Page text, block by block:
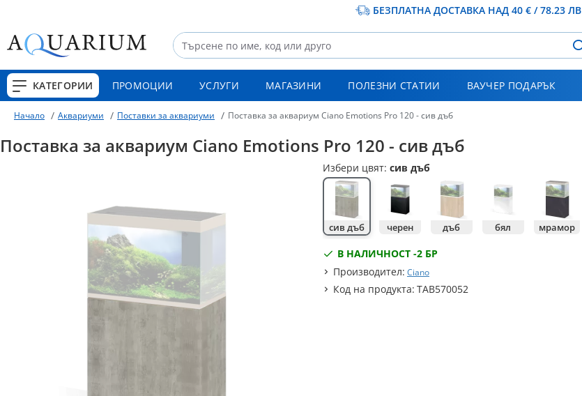
БЕЗПЛАТНА ДОСТАВКА НАД 40 € / 78.23 ЛВ
КАТЕГОРИИ ПРОМОЦИИ УСЛУГИ МАГАЗИНИ ПОЛЕЗНИ СТАТИИ ВАУЧЕР ПОДАРЪК
Начало Аквариуми Поставки за аквариуми Поставка за аквариум Ciano Emotions Pro 120 - сив дъб
Поставка за аквариум Ciano Emotions Pro 120 - сив дъб
Избери цвят: сив дъб
сив дъб черен дъб бял мрамор
В НАЛИЧНОСТ -2 БР
Производител: Ciano
Код на продукта: TAB570052